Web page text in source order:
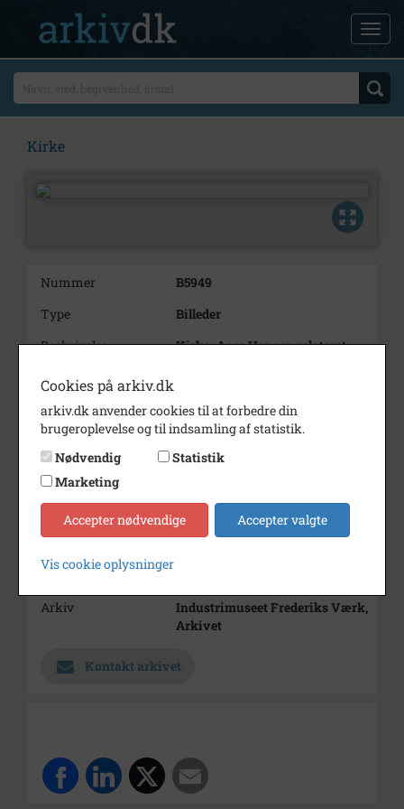
Kirke
Nummer
B5949
Type
Billeder
Beskrivelse
Kirke. Aase Hansen relateret
Bemærkning
Albummet ligger i B 4378´s
kuvert.
Periode
1900 - 1960
Dateringsnote
Størrelse
Arkiv
Industrimuseet Frederiks Værk,
Arkivet
Kontakt arkivet
Cookies på arkiv.dk
arkiv.dk anvender cookies til at forbedre din
brugeroplevelse og til indsamling af statistik.
Nødvendig
Statistik
Marketing
Accepter nødvendige Accepter valgte
Vis cookie oplysninger